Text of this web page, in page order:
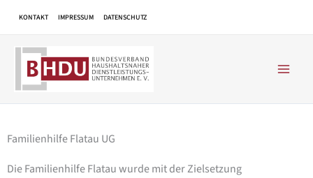
springen
KONTAKT IMPRESSUM DATENSCHUTZ
Familienhilfe Flatau UG
Die Familienhilfe Flatau wurde mit der Zielsetzung